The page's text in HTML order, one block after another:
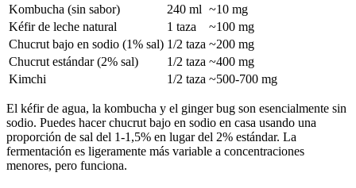
Kombucha (sin sabor)
240 ml ~10 mg
Kéfir de leche natural
1 taza
~100 mg
Chucrut bajo en sodio (1% sal) 1/2 taza ~200 mg
Chucrut estándar (2% sal)
1/2 taza ~400 mg
Kimchi
1/2 taza ~500-700 mg
El kéfir de agua, la kombucha y el ginger bug son esencialmente sin
sodio. Puedes hacer chucrut bajo en sodio en casa usando una
proporción de sal del 1-1,5% en lugar del 2% estándar. La
fermentación es ligeramente más variable a concentraciones
menores, pero funciona.